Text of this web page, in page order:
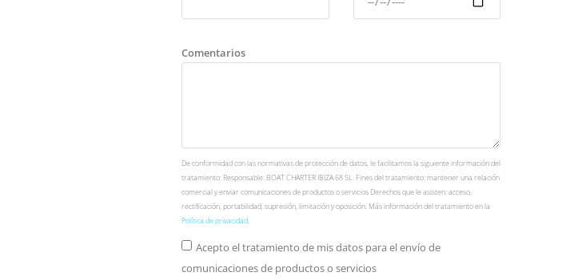
Comentarios
De conformidad con las normativas de protección de datos, le facilitamos la siguiente información del
tratamiento: Responsable: BOAT CHARTER IBIZA 68 SL. Fines del tratamiento: mantener una relación
comercial y enviar comunicaciones de productos o servicios Derechos que le asisten: acceso,
rectificación, portabilidad, supresión, limitación y oposición. Más información del tratamiento en la
Política de privacidad.
Acepto el tratamiento de mis datos para el envío de
comunicaciones de productos o servicios